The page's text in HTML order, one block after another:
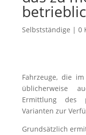
Selbstständige | 0
Fahrzeuge, die
üblicherweise
Ermittlung des
Varianten zur
Grundsätzlich